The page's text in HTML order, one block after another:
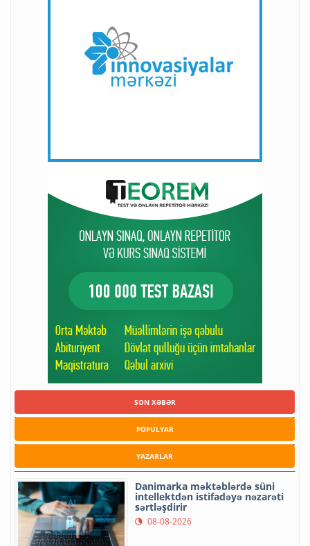
SON XƏBƏR
POPULYAR
YAZARLAR
Danimarka məktəblərdə süni
intellektdən istifadəyə nəzarəti
sərtləşdirir
08-08-2026